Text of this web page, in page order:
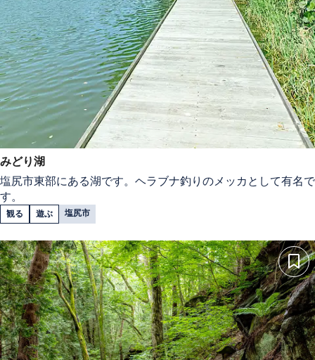
みどり湖
塩尻市東部にある湖です。ヘラブナ釣りのメッカとして有名で
す。
観る 遊ぶ 塩尻市